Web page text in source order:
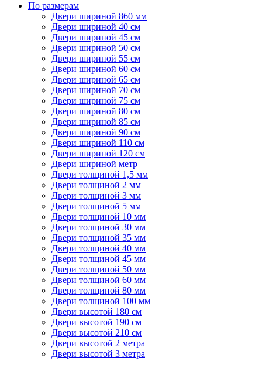
По размерам
Двери шириной 860 мм
Двери шириной 40 см
Двери шириной 45 см
Двери шириной 50 см
Двери шириной 55 см
Двери шириной 60 см
Двери шириной 65 см
Двери шириной 70 см
Двери шириной 75 см
Двери шириной 80 см
Двери шириной 85 см
Двери шириной 90 см
Двери шириной 110 см
Двери шириной 120 см
Двери шириной метр
Двери толщиной 1,5 мм
Двери толщиной 2 мм
Двери толщиной 3 мм
Двери толщиной 5 мм
Двери толщиной 10 мм
Двери толщиной 30 мм
Двери толщиной 35 мм
Двери толщиной 40 мм
Двери толщиной 45 мм
Двери толщиной 50 мм
Двери толщиной 60 мм
Двери толщиной 80 мм
Двери толщиной 100 мм
Двери высотой 180 см
Двери высотой 190 см
Двери высотой 210 см
Двери высотой 2 метра
Двери высотой 3 метра